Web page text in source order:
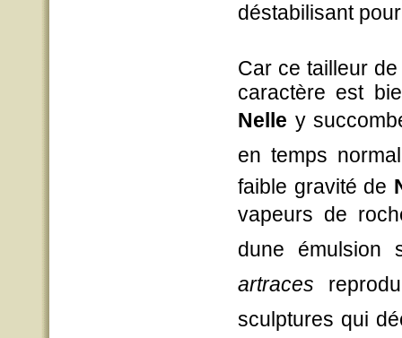
déstabilisant
Car ce tailleur
caractère est
Nelle y
en temps
faible gravité de
vapeurs de
dune
artraces 
sculptures qui